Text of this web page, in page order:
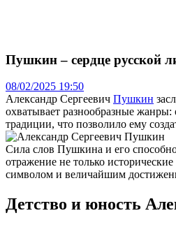
Пушкин – сердце русской
08/02/2025 19:50
Александр Сергеевич Пушкин
охватывает разнообразные
традиции, что позволило ему
Сила слов Пушкина и его
отражение не только
символом и величайшим
Детство и юность